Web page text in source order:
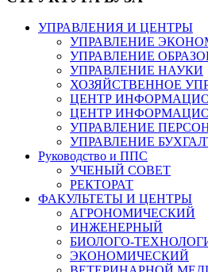
УПРАВЛЕНИЯ И ЦЕНТРЫ
УПРАВЛЕНИЕ
УПРАВЛЕНИЕ
УПРАВЛЕНИЕ НАУКИ
ХОЗЯЙСТВЕННОЕ
ЦЕНТР
ЦЕНТР
УПРАВЛЕНИЕ
УПРАВЛЕНИЕ
Руководство и ППС
УЧЕНЫЙ СОВЕТ
РЕКТОРАТ
ФАКУЛЬТЕТЫ И ЦЕНТРЫ
АГРОНОМИЧЕСКИЙ
ИНЖЕНЕРНЫЙ
БИОЛОГО-
ЭКОНОМИЧЕСКИЙ